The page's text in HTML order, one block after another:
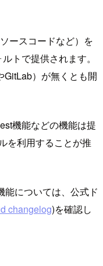
ースコードなど）を
トで提供されます。
GitLab）が無くとも開
機能などの機能は提
を利用することが推
能については、公式ド
changelog)を確認し